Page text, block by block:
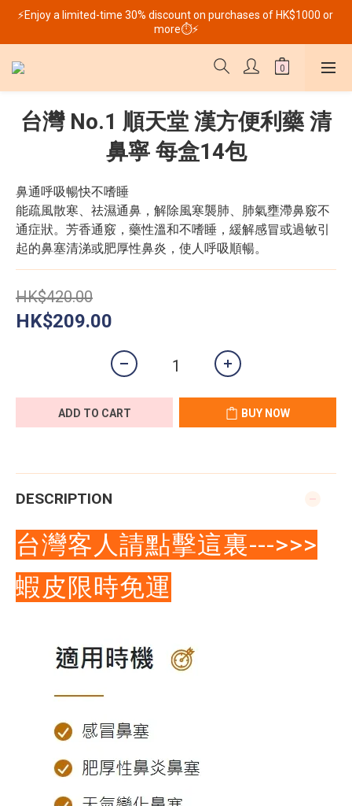
⚡Enjoy a limited-time 30% discount on purchases of HK$1000 or
more⏱️⚡
台灣 No.1 順天堂 漢方便利藥 清
鼻寧 每盒14包
鼻通呼吸暢快不嗜睡
能疏風散寒、祛濕通鼻，解除風寒襲肺、肺氣壅滯鼻竅不
通症狀。芳香通竅，藥性溫和不嗜睡，緩解感冒或過敏引
起的鼻塞清涕或肥厚性鼻炎，使人呼吸順暢。
HK$420.00
HK$209.00
ADD TO CART BUY NOW
DESCRIPTION
台灣客人請點擊這裏--->>>
蝦皮限時免運